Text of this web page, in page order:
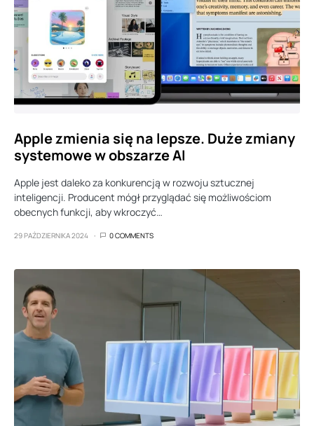
Apple zmienia się na lepsze. Duże zmiany
systemowe w obszarze AI
Apple jest daleko za konkurencją w rozwoju sztucznej
inteligencji. Producent mógł przyglądać się możliwościom
obecnych funkcji, aby wkroczyć…
29 PAŹDZIERNIKA 2024 0 COMMENTS